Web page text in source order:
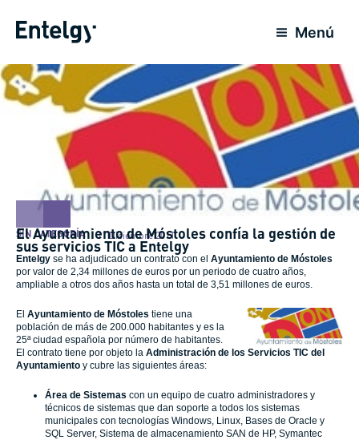
Menú
SIN CATEGORÍA 11 Diciembre 2011
El Ayuntamiento de Móstoles confía la gestión de
sus servicios TIC a Entelgy
Entelgy se ha adjudicado un contrato con el Ayuntamiento de Móstoles
por valor de 2,34 millones de euros por un periodo de cuatro años,
ampliable a otros dos años hasta un total de 3,51 millones de euros.
El Ayuntamiento de Móstoles tiene una
población de más de 200.000 habitantes y es la
25ª ciudad española por número de habitantes.
El contrato tiene por objeto la Administración de los Servicios TIC del
Ayuntamiento y cubre las siguientes áreas:
Área de Sistemas con un equipo de cuatro administradores y
técnicos de sistemas que dan soporte a todos los sistemas
municipales con tecnologías Windows, Linux, Bases de Oracle y
SQL Server, Sistema de almacenamiento SAN de HP, Symantec